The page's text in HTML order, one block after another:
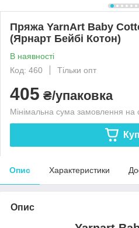
Пряжа YarnArt Baby
(Ярнарт Бейбі Котон)
В наявності
Код: 460
Тільки опт
405 ₴/упаковка
Мінімальна сума замовлення на
Опис Характеристики
Опис